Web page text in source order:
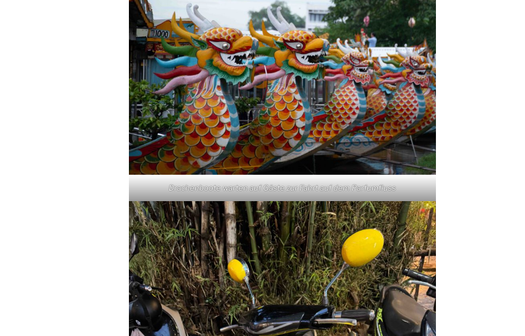
Drachenboote warten auf Gäste zur Fahrt auf dem Parfumfluss